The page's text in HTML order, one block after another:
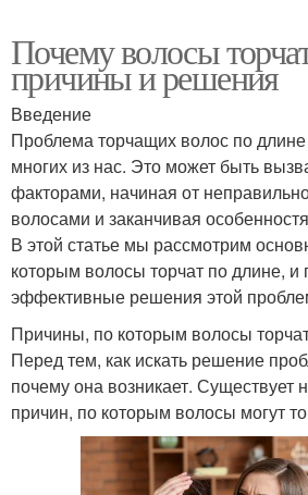
Почему волосы
причины и решения
Введение
Проблема торчащих волос по длине
многих из нас. Это может быть
факторами, начиная от
волосами и заканчивая
В этой статье мы рассмотрим
которым волосы торчат по длине,
эффективные решения этой
Причины, по которым волосы
Перед тем, как искать решение
почему она возникает. Существует
причин, по которым волосы могут